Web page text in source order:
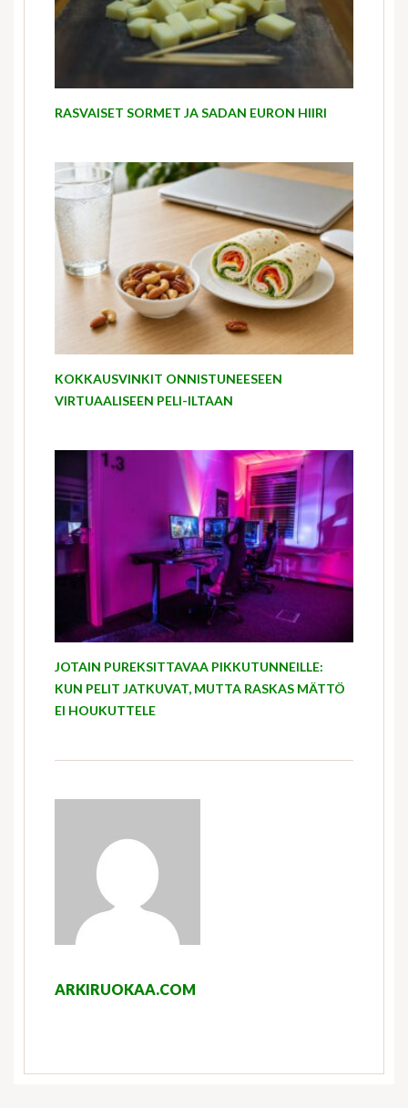
RASVAISET SORMET JA SADAN EURON HIIRI
KOKKAUSVINKIT ONNISTUNEESEEN
VIRTUAALISEEN PELI-ILTAAN
JOTAIN PUREKSITTAVAA PIKKUTUNNEILLE:
KUN PELIT JATKUVAT, MUTTA RASKAS MÄTTÖ
EI HOUKUTTELE
ARKIRUOKAA.COM